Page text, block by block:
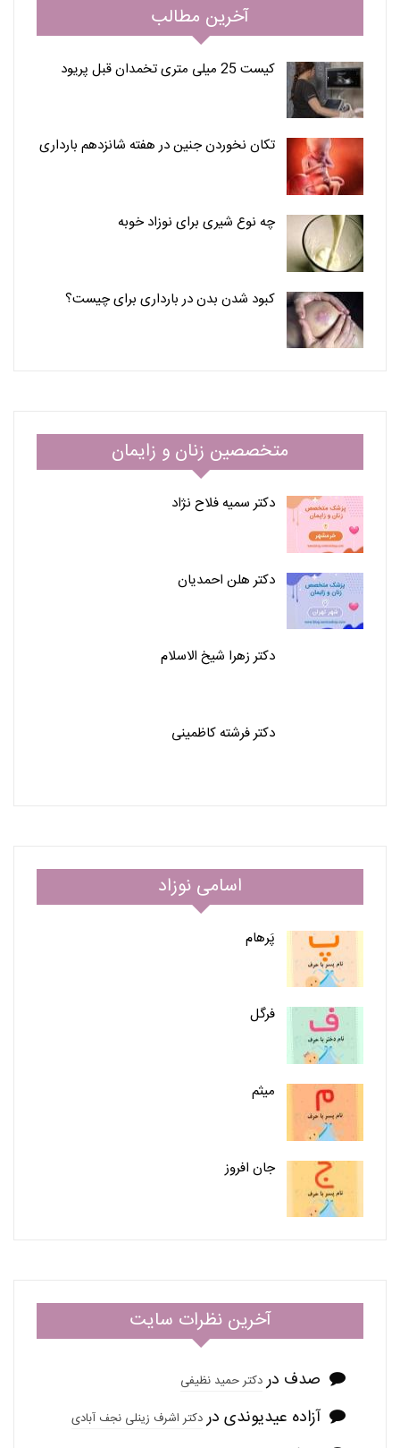
آخرین مطالب
کیست 25 میلی متری تخمدان قبل پریود
تکان نخوردن جنین در هفته شانزدهم بارداری
چه نوع شیری برای نوزاد خوبه
کبود شدن بدن در بارداری برای چیست؟
متخصصین زنان و زایمان
دکتر سمیه فلاح نژاد
دکتر هلن احمدیان
دکتر زهرا شیخ الاسلام
دکتر فرشته کاظمینی
اسامی نوزاد
پَرهام
فرگل
میثم
جان افروز
آخرین نظرات سایت
صدف دردکتر حمید نظیفی
آزاده عیدیوندی دردکتر اشرف زینلی نجف آبادی